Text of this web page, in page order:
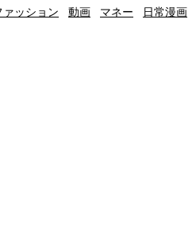
ァッション 動画 マネー 日常漫画